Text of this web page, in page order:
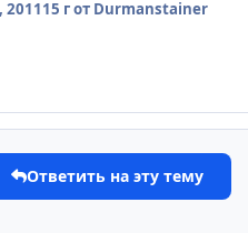
15 гот Durmanstainer
Ответить на эту тему